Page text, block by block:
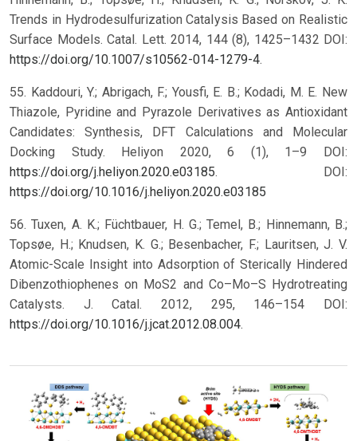
Trends in Hydrodesulfurization Catalysis Based on Realistic
Surface Models. Catal. Lett. 2014, 144 (8), 1425–1432 DOI:
https://doi.org/10.1007/s10562-014-1279-4.
55. Kaddouri, Y.; Abrigach, F.; Yousfi, E. B.; Kodadi, M. E. New
Thiazole, Pyridine and Pyrazole Derivatives as Antioxidant
Candidates: Synthesis, DFT Calculations and Molecular
Docking Study. Heliyon 2020, 6 (1), 1–9 DOI:
https://doi.org/j.heliyon.2020.e03185. DOI:
https://doi.org/10.1016/j.heliyon.2020.e03185
56. Tuxen, A. K.; Füchtbauer, H. G.; Temel, B.; Hinnemann, B.;
Topsøe, H.; Knudsen, K. G.; Besenbacher, F.; Lauritsen, J. V.
Atomic-Scale Insight into Adsorption of Sterically Hindered
Dibenzothiophenes on MoS2 and Co–Mo–S Hydrotreating
Catalysts. J. Catal. 2012, 295, 146–154 DOI:
https://doi.org/10.1016/j.jcat.2012.08.004.